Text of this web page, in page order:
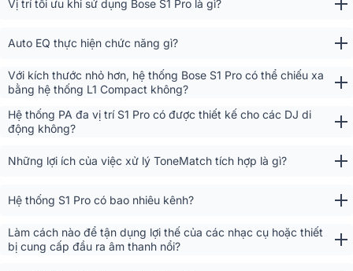
bày bán chính hãng tại hệ thống siêu thị âm thanh Bảo Châu Elec
Tổng quan về loa Bose S1 Pro
Kích thước nhỏ gọn, di chuyển dễ dàng
x 282 x 240 mm (HxWxD) và nặng dưới 6,5 kg, giúp bạn dễ dàng
di chuyển và định hình theo nhiều không gian khác nhau. Với thiết
kế như vậy, Bose S1 Pro không chỉ phục vụ cho các bữa tiệc mà còn
thích hợp cho nhu cầu sử dụng đa dạng khác. Chắc chắn, với chất
của bạn.
Vị trí tối ưu khi sử dụng Bose S1 Pro là gì?
Auto EQ thực hiện chức năng gì?
Với kích thước nhỏ hơn, hệ thống Bose S1 Pro có thể chiếu xa
bằng hệ thống L1 Compact không?
Hệ thống PA đa vị trí S1 Pro có được thiết kế cho các DJ di
động không?
Những lợi ích của việc xử lý ToneMatch tích hợp là gì?
Hệ thống S1 Pro có bao nhiêu kênh?
Làm cách nào để tận dụng lợi thế của các nhạc cụ hoặc thiết
bị cung cấp đầu ra âm thanh nổi?